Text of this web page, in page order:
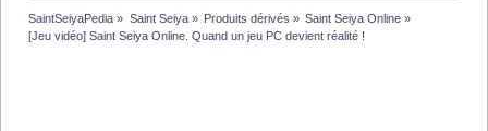
SaintSeiyaPedia » Saint Seiya» Produits dérivés » Saint Seiya Online »
[Jeu vidéo] Saint Seiya Online. Quand un jeu PC devient réalité !